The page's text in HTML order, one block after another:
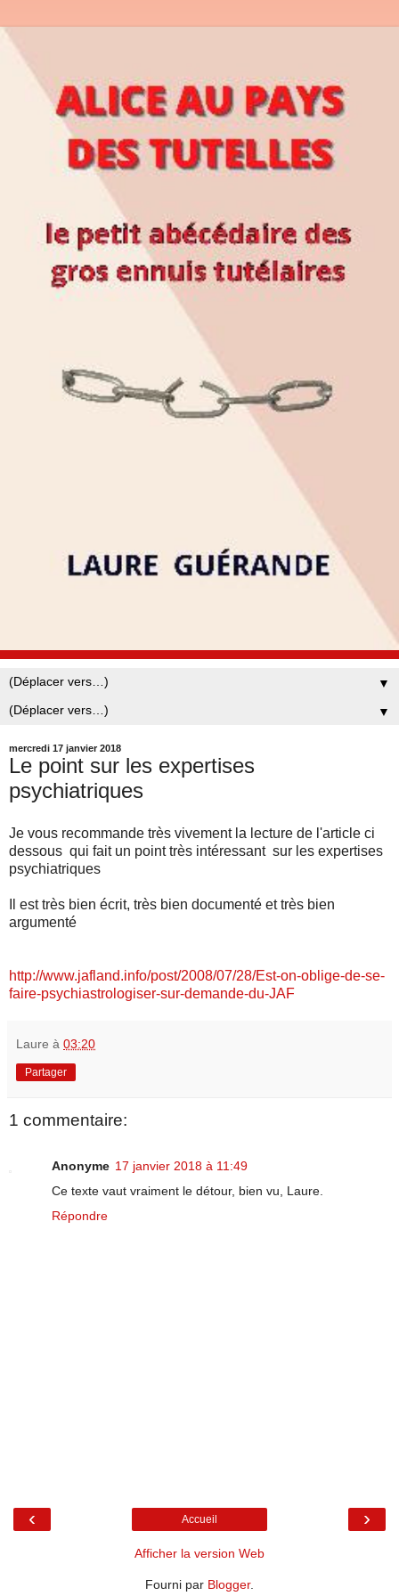
▼
▼
mercredi 17 janvier 2018
Le point sur les expertises
psychiatriques
Je vous recommande très vivement la lecture de l'article ci
dessous qui fait un point très intéressant sur les expertises
psychiatriques
Il est très bien écrit, très bien documenté et très bien
argumenté
http://www.jafland.info/post/2008/07/28/Est-on-oblige-de-se-
faire-psychiastrologiser-sur-demande-du-JAF
Laure à 03:20
Partager
1 commentaire:
Anonyme 17 janvier 2018 à 11:49
Ce texte vaut vraiment le détour, bien vu, Laure.
Répondre
‹ ›
Accueil
Afficher la version Web
Fourni par Blogger.